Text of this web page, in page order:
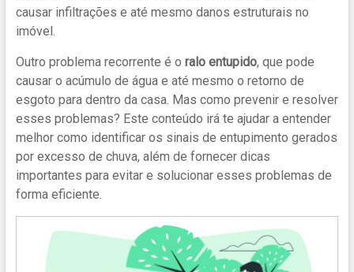
causar infiltrações e até mesmo danos estruturais no
imóvel.
Outro problema recorrente é o ralo entupido, que pode
causar o acúmulo de água e até mesmo o retorno de
esgoto para dentro da casa. Mas como prevenir e resolver
esses problemas? Este conteúdo irá te ajudar a entender
melhor como identificar os sinais de entupimento gerados
por excesso de chuva, além de fornecer dicas
importantes para evitar e solucionar esses problemas de
forma eficiente.